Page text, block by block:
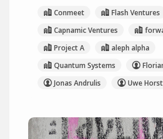
Conmeet
Flash Ventures
Capnamic Ventures
Project A
aleph alpha
Quantum Systems
Jonas Andrulis
Uwe